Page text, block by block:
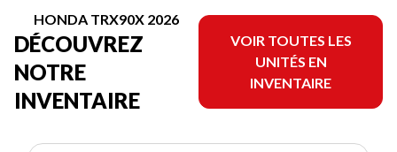
HONDA TRX90X 2026
DÉCOUVREZ
NOTRE
INVENTAIRE
VOIR TOUTES LES
UNITÉS EN
INVENTAIRE